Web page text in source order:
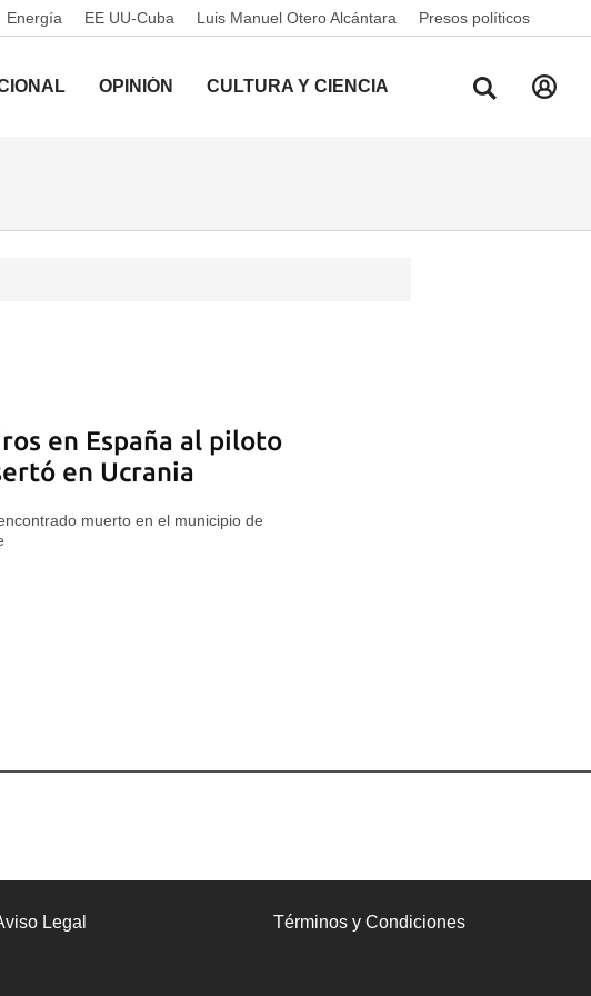
Energía EE UU-Cuba Luis Manuel Otero Alcántara Presos políticos
OPINIÓN CULTURA Y CIENCIA
en España al piloto
en Ucrania
muerto en el municipio de
Legal Términos y Condiciones